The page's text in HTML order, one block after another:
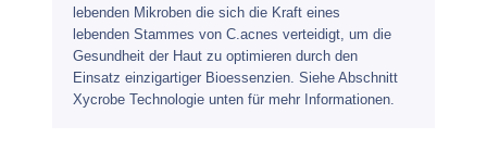
lebenden Mikroben die sich die Kraft eines
lebenden Stammes von C.acnes verteidigt, um die
Gesundheit der Haut zu optimieren durch den
Einsatz einzigartiger Bioessenzien. Siehe Abschnitt
Xycrobe Technologie unten für mehr Informationen.